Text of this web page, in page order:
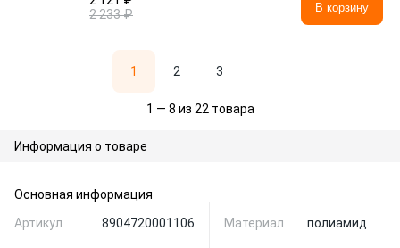
2 233 ₽
В корзину
1 2 3
1 — 8 из 22 товара
Информация о товаре
Основная информация
Артикул
8904720001106 Материал полиамид